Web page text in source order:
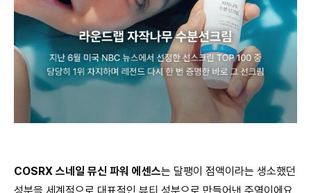
COSRX 스네일 뮤신 파워 에센스는 달팽이 점액이라는 생소했던
성분을 세계적으로 대표적인 뷰티 성분으로 만들어낸 주역이에요.